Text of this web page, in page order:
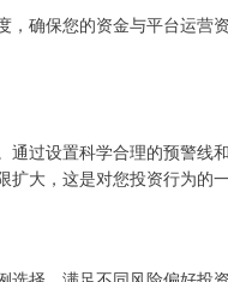
确保您的资金与平台运营
过设置科学合理的预警线
大，这是对您投资行为的一